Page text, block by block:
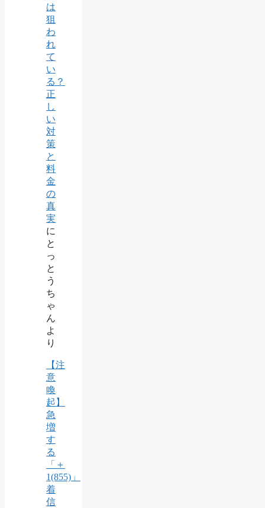
は
狙
わ
れ
て
い
る？
正
し
い
対
策
と
料
金
の
真
実
に
と
っ
と
う
ち
ゃ
ん
よ
り
【注
意
喚
起】
急
増
す
る
「＋
1(855)」
着
信